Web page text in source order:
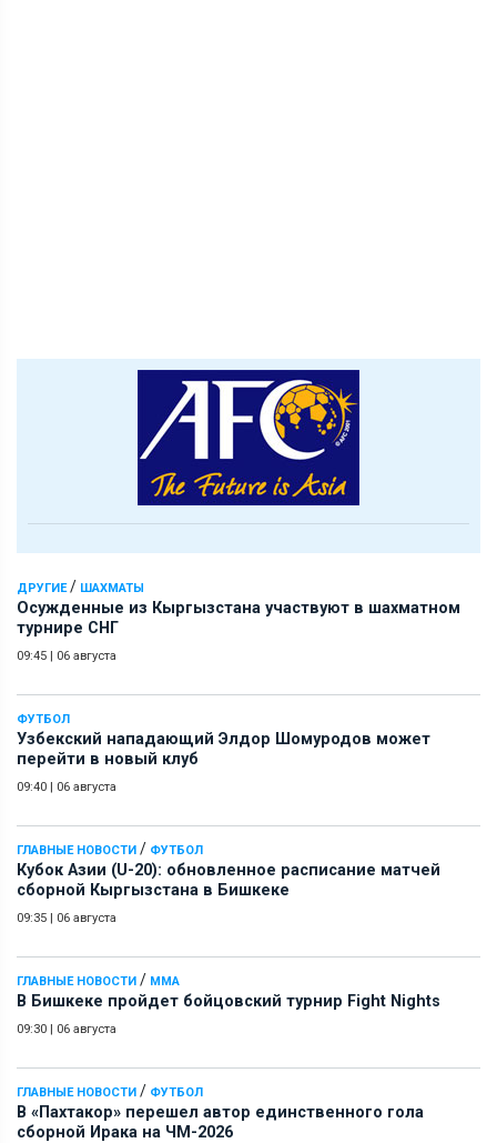
ДРУГИЕ/ ШАХМАТЫ
Осужденные из Кыргызстана участвуют в шахматном
турнире СНГ
09:45 | 06 августа
ФУТБОЛ
Узбекский нападающий Элдор Шомуродов может
перейти в новый клуб
09:40 | 06 августа
ГЛАВНЫЕ НОВОСТИ / ФУТБОЛ
Кубок Азии (U-20): обновленное расписание матчей
сборной Кыргызстана в Бишкеке
09:35 | 06 августа
ГЛАВНЫЕ НОВОСТИ / ММА
В Бишкеке пройдет бойцовский турнир Fight Nights
09:30 | 06 августа
ГЛАВНЫЕ НОВОСТИ / ФУТБОЛ
В «Пахтакор» перешел автор единственного гола
сборной Ирака на ЧМ-2026